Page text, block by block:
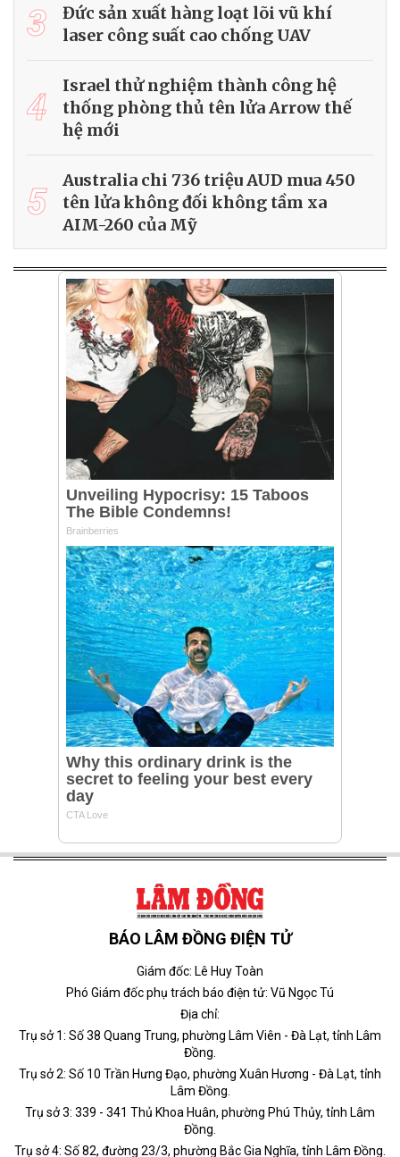
3
Đức sản xuất hàng loạt lõi vũ khí
laser công suất cao chống UAV
4
Israel thử nghiệm thành công hệ
thống phòng thủ tên lửa Arrow thế
hệ mới
5
Australia chi 736 triệu AUD mua 450
tên lửa không đối không tầm xa
AIM-260 của Mỹ
BÁO LÂM ĐỒNG ĐIỆN TỬ
Giám đốc: Lê Huy Toàn
Phó Giám đốc phụ trách báo điện tử: Vũ Ngọc Tú
Địa chỉ:
Trụ sở 1: Số 38 Quang Trung, phường Lâm Viên - Đà Lạt, tỉnh Lâm
Đồng.
Trụ sở 2: Số 10 Trần Hưng Đạo, phường Xuân Hương - Đà Lạt, tỉnh
Lâm Đồng.
Trụ sở 3: 339 - 341 Thủ Khoa Huân, phường Phú Thủy, tỉnh Lâm
Đồng.
Trụ sở 4: Số 82, đường 23/3, phường Bắc Gia Nghĩa, tỉnh Lâm Đồng.